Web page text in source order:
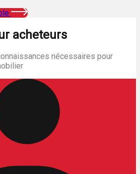
acheteurs
nécessaires pour